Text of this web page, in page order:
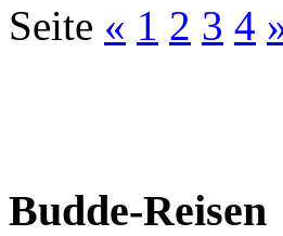
Seite « 1 2 3 4
Budde-Reisen